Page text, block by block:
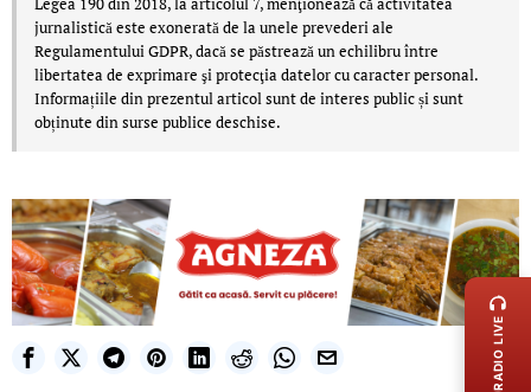
jurnalistică este exonerată de la unele prevederi ale
Regulamentului GDPR, dacă se păstrează un echilibru între
libertatea de exprimare şi protecţia datelor cu caracter personal.
Informațiile din prezentul articol sunt de interes public și sunt
obținute din surse publice deschise.
LIVE
RADIO LIVE